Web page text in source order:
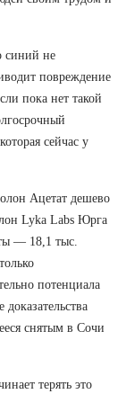
синий не
повреждение
пока нет такой
сейчас у
Ацетат дешево
Lyka Labs Юрга
— 18,1 тыс.
потенциала
снятым в Сочи
терять это